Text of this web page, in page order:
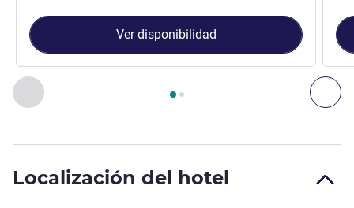
Anterior - Habitación
Página , Habitación 1 : Habitación Standard con
Ver disponibilidad
Localización del hotel